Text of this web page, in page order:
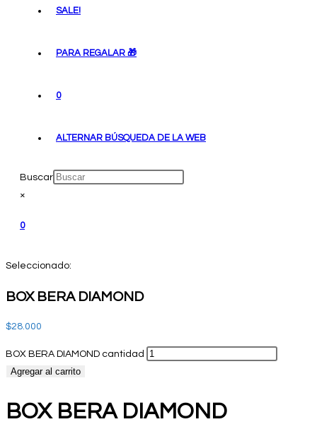
SALE!
PARA REGALAR 🎁
0
ALTERNAR BÚSQUEDA DE LA WEB
Buscar
×
0
Seleccionado:
BOX BERA DIAMOND
$28.000
BOX BERA DIAMOND cantidad
Agregar al carrito
BOX BERA DIAMOND